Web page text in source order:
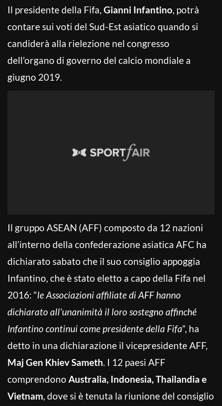
Il presidente della Fifa, Gianni Infantino, potrà
contare sui voti del Sud-Est asiatico quando si
candiderà alla rielezione nel congresso
dell’organo di governo del calcio mondiale a
giugno 2019.
Il gruppo ASEAN (AFF) composto da 12 nazioni
all’interno della confederazione asiatica AFC ha
dichiarato sabato che il suo consiglio appoggia
Infantino, che è stato eletto a capo della Fifa nel
2016: “le Associazioni affiliate di AFF hanno
dichiarato all’unanimità il loro sostegno affinché
Infantino continui come presidente della Fifa“, ha
detto in una dichiarazione il vicepresidente AFF,
Maj Gen Khiev Sameth. I 12 paesi AFF
comprendono Australia, Indonesia, Thailandia e
Vietnam, dove si è tenuta la riunione del consiglio